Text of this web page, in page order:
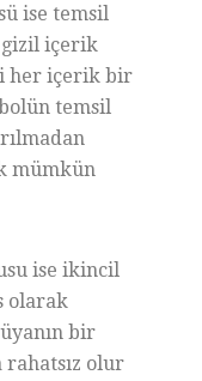
ise temsil
gizil içerik
her içerik bir
temsil
mümkün
ise ikincil
olarak
bir
rahatsız olur